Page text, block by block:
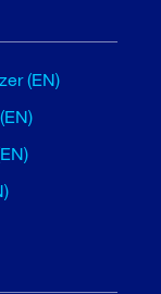
(EN)